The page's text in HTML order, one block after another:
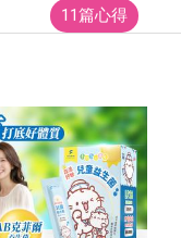
11篇心得